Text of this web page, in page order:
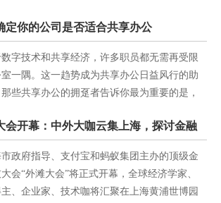
手段，高
定你的公司是否适合共享办公
字技术和共享经济，许多职员都无需再受限
一隅。这一趋势成为共享办公日益风行的助
些共享办公的拥趸者告诉你最为重要的是，
于这里营
会开幕：中外大咖云集上海，探讨金融
商业生态
政府指导、支付宝和蚂蚁集团主办的顶级金
会“外滩大会”将正式开幕，全球经济学家、
、企业家、技术咖将汇聚在上海黄浦世博园